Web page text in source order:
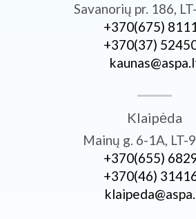
Savanorių pr. 186,
+370­(675)
+370­(37)
Klaipėda
Mainų g. 6-1A, LT-
+370­(655)
+370­(46)